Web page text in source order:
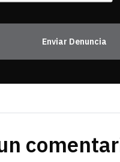
Enviar Denuncia